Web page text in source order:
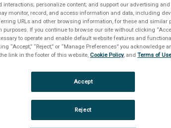
interactions; personalize content; and support our advertising
monitor, record, and access information and data, including
URLs and other browsing information, for these and similar
purposes. If you continue to browse our site without clicking
to operate and enable default website features and
“Accept,” “Reject,” or “Manage Preferences” you acknowledge
link in the footer of this website, Cookie Policy, and Terms of Use
Reject
Accept